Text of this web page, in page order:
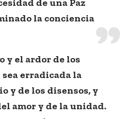
de una Paz
la conciencia
y el ardor de los
erradicada la
y de los disensos, y
amor y de la unidad.